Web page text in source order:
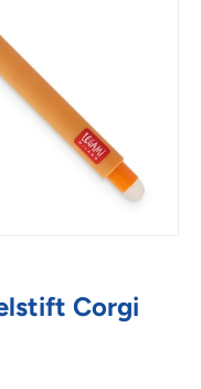
Corgi